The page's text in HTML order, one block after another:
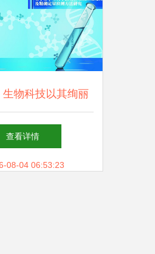
物科技以其绚丽
图像描绘
查看详情
08-04 06:53:23